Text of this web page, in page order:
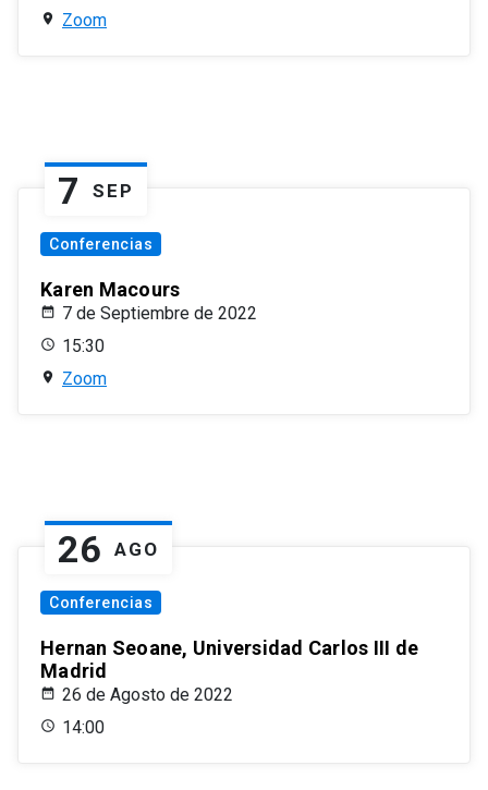
Zoom
7 SEP
Conferencias
Karen Macours
7 de Septiembre de 2022
15:30
Zoom
26 AGO
Conferencias
Hernan Seoane, Universidad Carlos III de
Madrid
26 de Agosto de 2022
14:00